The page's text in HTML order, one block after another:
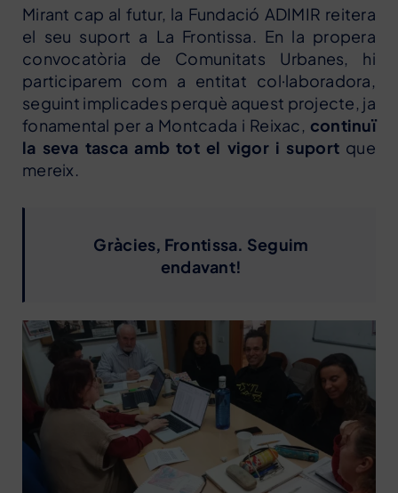
Mirant cap al futur, la Fundació ADIMIR reitera
el seu suport a La Frontissa. En la propera
convocatòria de Comunitats Urbanes, hi
participarem com a entitat col·laboradora,
seguint implicades perquè aquest projecte, ja
fonamental per a Montcada i Reixac, continuï
la seva tasca amb tot el vigor i suport que
mereix.
Gràcies, Frontissa. Seguim
endavant!